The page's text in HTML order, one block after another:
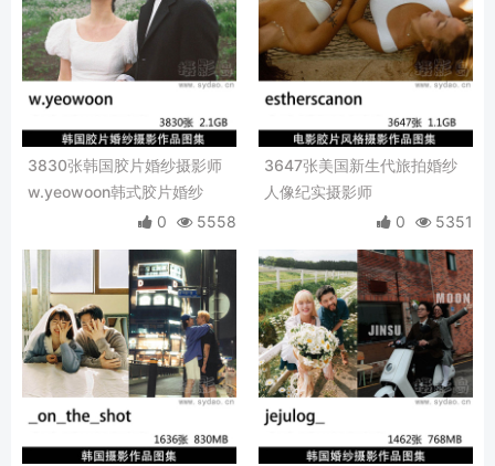
3830张韩国胶片婚纱摄影师
w.yeowoon韩式胶片婚纱
照、情侣纪实写真摄影作品图
0 5558
3647张美国新生代旅拍婚纱
人像纪实摄影师
estherscanon电影感纪情侣
作品
0 5351